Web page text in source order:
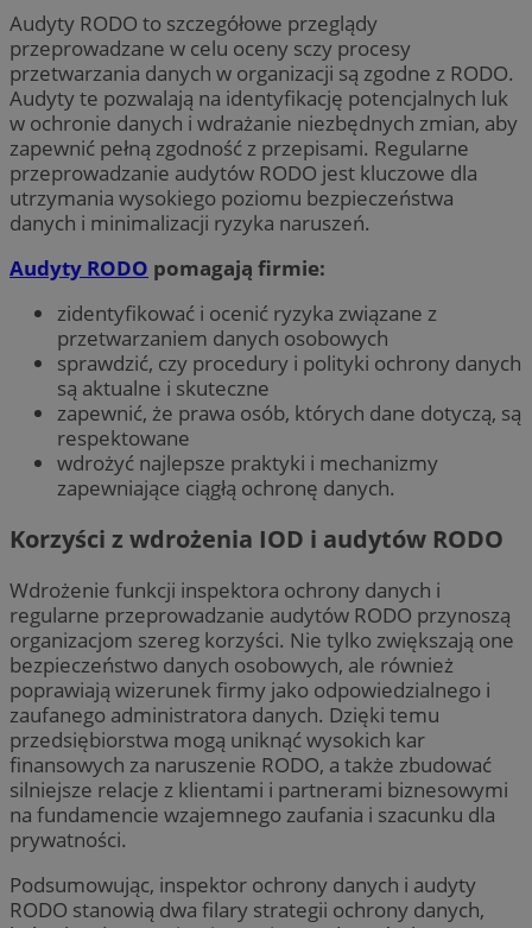
Audyty RODO to szczegółowe przeglądy
przeprowadzane w celu oceny sczy procesy
przetwarzania danych w organizacji są zgodne z RODO.
Audyty te pozwalają na identyfikację potencjalnych luk
w ochronie danych i wdrażanie niezbędnych zmian, aby
zapewnić pełną zgodność z przepisami. Regularne
przeprowadzanie audytów RODO jest kluczowe dla
utrzymania wysokiego poziomu bezpieczeństwa
danych i minimalizacji ryzyka naruszeń.
Audyty RODO pomagają firmie:
zidentyfikować i ocenić ryzyka związane z
przetwarzaniem danych osobowych
sprawdzić, czy procedury i polityki ochrony danych
są aktualne i skuteczne
zapewnić, że prawa osób, których dane dotyczą, są
respektowane
wdrożyć najlepsze praktyki i mechanizmy
zapewniające ciągłą ochronę danych.
Korzyści z wdrożenia IOD i audytów RODO
Wdrożenie funkcji inspektora ochrony danych i
regularne przeprowadzanie audytów RODO przynoszą
organizacjom szereg korzyści. Nie tylko zwiększają one
bezpieczeństwo danych osobowych, ale również
poprawiają wizerunek firmy jako odpowiedzialnego i
zaufanego administratora danych. Dzięki temu
przedsiębiorstwa mogą uniknąć wysokich kar
finansowych za naruszenie RODO, a także zbudować
silniejsze relacje z klientami i partnerami biznesowymi
na fundamencie wzajemnego zaufania i szacunku dla
prywatności.
Podsumowując, inspektor ochrony danych i audyty
RODO stanowią dwa filary strategii ochrony danych,